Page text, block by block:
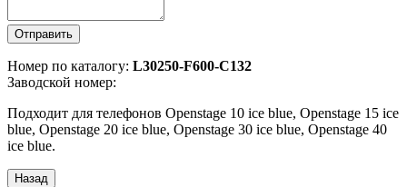
Отправить
Номер по каталогу: L30250-F600-C132
Заводской номер:
Подходит для телефонов Openstage 10 ice blue, Openstage 15 ice
blue, Openstage 20 ice blue, Openstage 30 ice blue, Openstage 40
ice blue.